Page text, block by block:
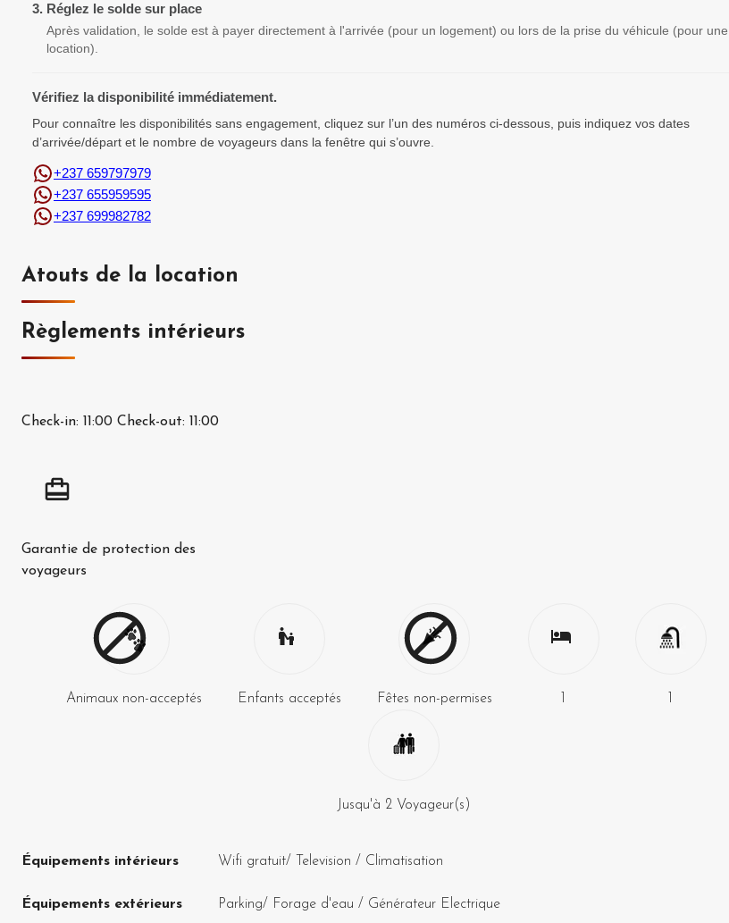
3. Réglez le solde sur place
Après validation, le solde est à payer directement à l'arrivée (pour un logement) ou lors de la prise du véhicule (pour une
location).
Vérifiez la disponibilité immédiatement.
Pour connaître les disponibilités sans engagement, cliquez sur l’un des numéros ci-dessous, puis indiquez vos dates
d’arrivée/départ et le nombre de voyageurs dans la fenêtre qui s’ouvre.
+237 659797979
+237 655959595
+237 699982782
Atouts de la location
Règlements intérieurs
Check-in: 11:00 Check-out: 11:00
Garantie de protection des
voyageurs
Animaux non-acceptés Enfants acceptés Fêtes non-permises
Jusqu'à 2 Voyageur(s)
Équipements intérieurs Wifi gratuit/ Television / Climatisation
Équipements extérieurs Parking/ Forage d'eau / Générateur Electrique